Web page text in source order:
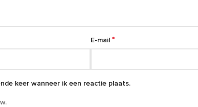
E-mail *
keer wanneer ik een reactie plaats.